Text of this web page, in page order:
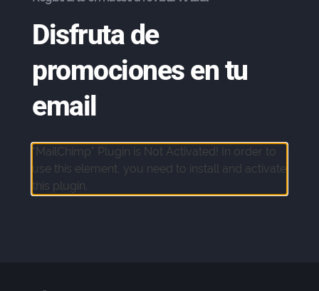
Disfruta de
promociones en tu
email
"MailChimp" Plugin is Not Activated!
In order to
use this element, you need to install and activate
this plugin.